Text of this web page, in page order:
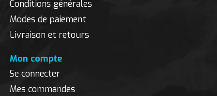
Conditions générales
Modes de paiement
Livraison et retours
Mon compte
Se connecter
Mes commandes